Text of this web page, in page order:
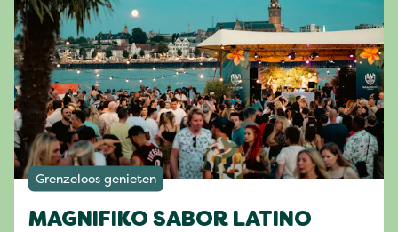
Grenzeloos genieten
MAGNIFIKO SABOR LATINO